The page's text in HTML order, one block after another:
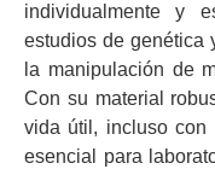
individualmente y
estudios de genética
la manipulación de
Con su material
vida útil, incluso con
esencial para